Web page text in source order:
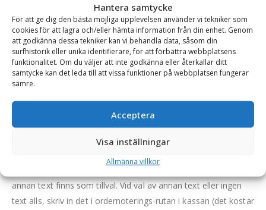
Hantera samtycke
För att ge dig den bästa möjliga upplevelsen använder vi tekniker som
cookies för att lagra och/eller hämta information från din enhet. Genom
att godkänna dessa tekniker kan vi behandla data, såsom din
surfhistorik eller unika identifierare, för att förbättra webbplatsens
funktionalitet. Om du väljer att inte godkänna eller återkallar ditt
samtycke kan det leda till att vissa funktioner på webbplatsen fungerar
sämre.
Acceptera
Visa inställningar
Allmänna villkor
BESKRIVNING
Sandlåda – 250 liter, för förvaring av sand, vikt 16 kg,
färg mossgrön
Locket är korrugerat vilket ger stabilitet och styrka. Sandlådan
och locket har inga råytor, både ut- och insida är helt släta.
Varje sandlåda har invändigt monterad kätting som stopp för
annan text finns som tillval. Vid val av annan text eller ingen
text alls, skriv in det i ordernoterings-rutan i kassan (det kostar